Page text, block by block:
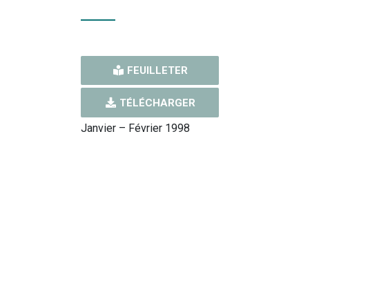
FEUILLETER
TÉLÉCHARGER
Janvier – Février 1998